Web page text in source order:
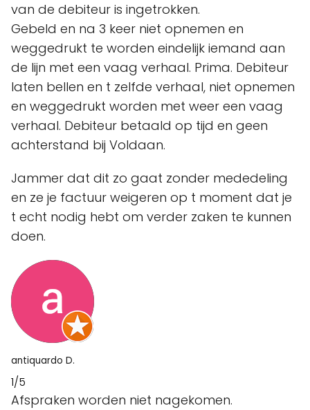
van de debiteur is ingetrokken.
Gebeld en na 3 keer niet opnemen en
weggedrukt te worden eindelijk iemand aan
de lijn met een vaag verhaal. Prima. Debiteur
laten bellen en t zelfde verhaal, niet opnemen
en weggedrukt worden met weer een vaag
verhaal. Debiteur betaald op tijd en geen
achterstand bij Voldaan.
Jammer dat dit zo gaat zonder mededeling
en ze je factuur weigeren op t moment dat je
t echt nodig hebt om verder zaken te kunnen
doen.
antiquardo D.
1/5
Afspraken worden niet nagekomen.